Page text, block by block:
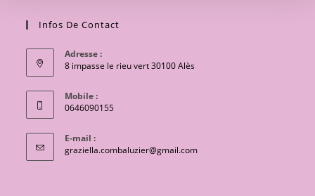
Infos De Contact
Adresse :
8 impasse le rieu vert 30100 Alès
Mobile :
0646090155
E-mail :
graziella.combaluzier@gmail.comS’ouvre